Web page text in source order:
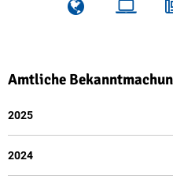
Archiv
Amtliche
2025
2024